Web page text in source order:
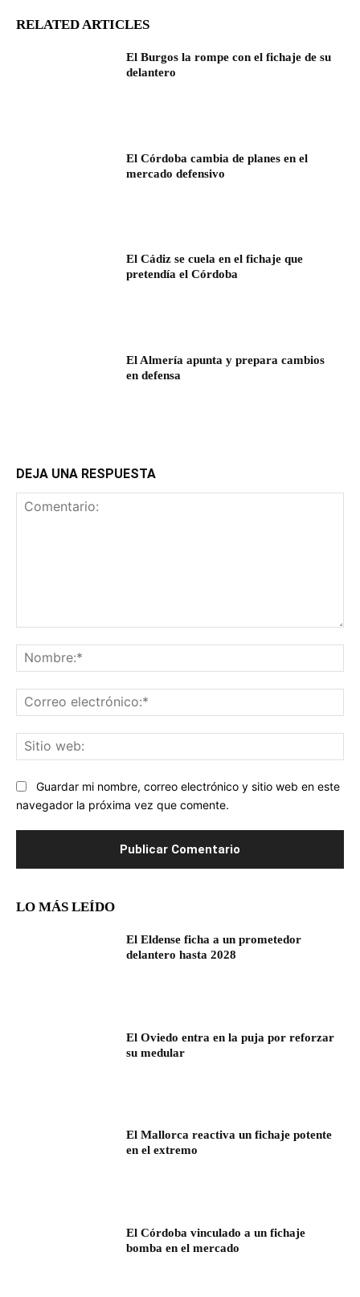
RELATED ARTICLES
El Burgos la rompe con el fichaje de su
delantero
El Córdoba cambia de planes en el
mercado defensivo
El Cádiz se cuela en el fichaje que
pretendía el Córdoba
El Almería apunta y prepara cambios
en defensa
DEJA UNA RESPUESTA
Guardar mi nombre, correo electrónico y sitio web en este
navegador la próxima vez que comente.
LO MÁS LEÍDO
El Eldense ficha a un prometedor
delantero hasta 2028
El Oviedo entra en la puja por reforzar
su medular
El Mallorca reactiva un fichaje potente
en el extremo
El Córdoba vinculado a un fichaje
bomba en el mercado